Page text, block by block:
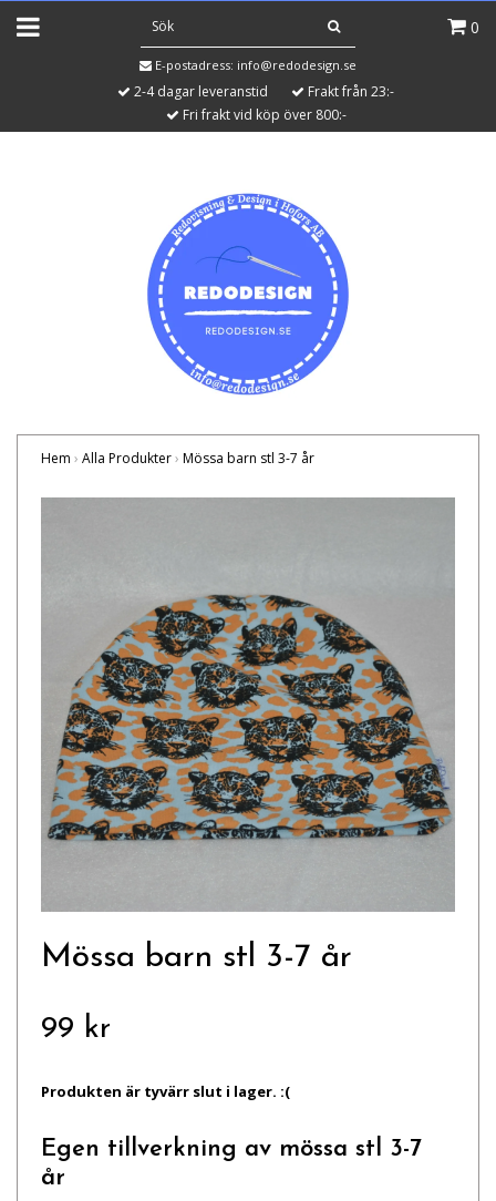
0
E-postadress: info@redodesign.se
2-4 dagar leveranstid
Frakt från 23:-
Fri frakt vid köp över 800:-
Hem › Alla Produkter› Mössa barn stl 3-7 år
Mössa barn stl 3-7 år
99 kr
Produkten är tyvärr slut i lager. :(
Egen tillverkning av mössa stl 3-7
år